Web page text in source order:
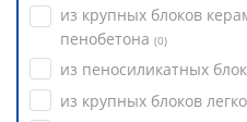
из крупных блоков
пенобетона (0)
из пеносиликатных
из крупных блоков